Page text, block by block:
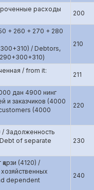
расходы
200
+ 260 + 270 + 280
/ Debtors,
210
/ from it:
211
дан 4900 нинг
и заказчиков (4000
(4000
220
/ Задолженность
of separate
230
(4120) /
dependent
240